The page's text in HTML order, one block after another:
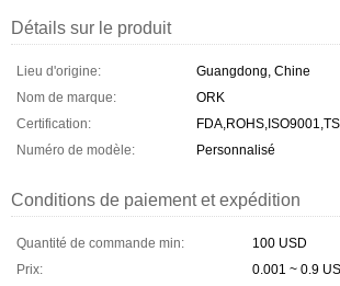
Détails sur le produit
Lieu d'origine:
Guangdong, Chine
Nom de marque:
ORK
Certification:
Numéro de modèle:
Personnalisé
Conditions de paiement et expédition
Quantité de commande min:
100 USD
Prix:
0.001 ~ 0.9